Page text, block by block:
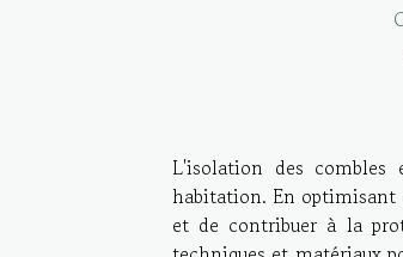
L'isolation des combles
habitation. En optimisant
et de contribuer à la